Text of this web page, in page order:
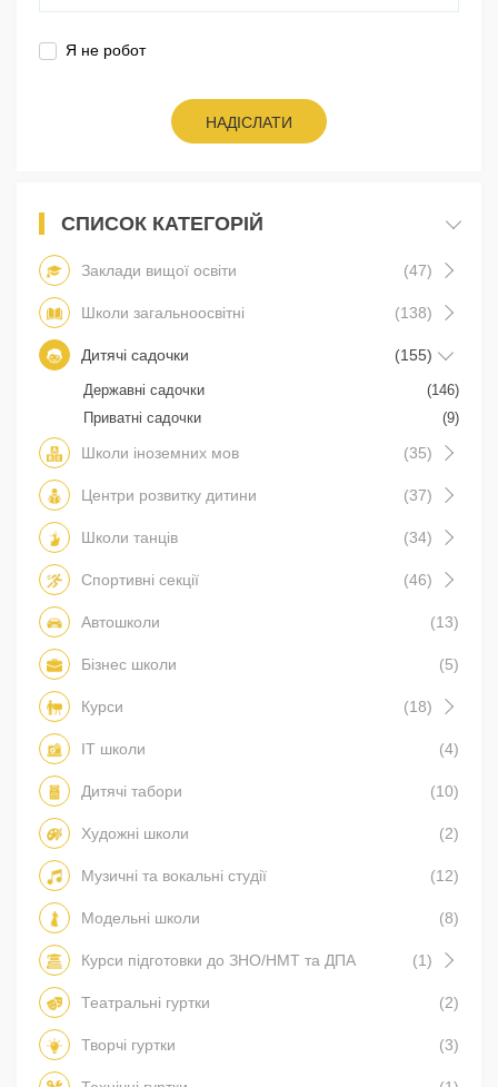
Я не робот
НАДІСЛАТИ
СПИСОК КАТЕГОРІЙ
Заклади вищої освіти (47)
Школи загальноосвітні (138)
Дитячі садочки (155)
Державні садочки
(146)
Приватні садочки
(9)
Школи іноземних мов (35)
Центри розвитку дитини (37)
Школи танців (34)
Спортивні секції (46)
Автошколи (13)
Бізнес школи (5)
Курси (18)
IT школи (4)
Дитячі табори (10)
Художні школи (2)
Музичні та вокальні студії (12)
Модельні школи (8)
Курси підготовки до ЗНО/НМТ та ДПА (1)
Театральні гуртки (2)
Творчі гуртки (3)